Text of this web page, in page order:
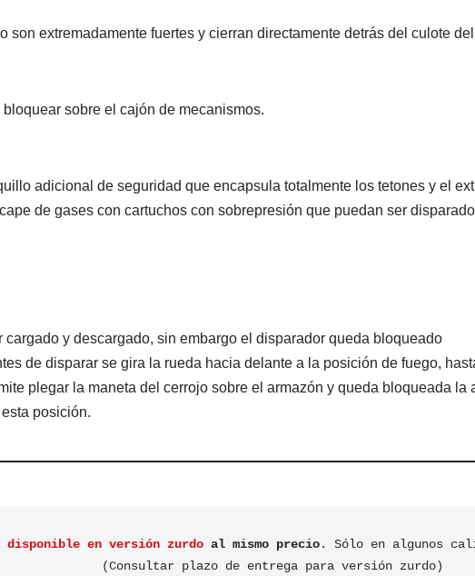
son extremadamente fuertes y cierran directamente detrás del culote
sobre el cajón de mecanismos.
adicional de seguridad que encapsula totalmente los tetones y el
de gases con cartuchos con sobrepresión que puedan ser
y descargado, sin embargo el disparador queda bloqueado
de disparar se gira la rueda hacia delante a la posición de fuego,
plegar la maneta del cerrojo sobre el armazón y queda bloqueada
posición.
disponible en versión zurdo al mismo precio. Sólo en algunos
(Consultar plazo de entrega para versión zurdo)